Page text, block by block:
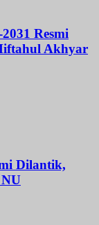
Resmi
Akhyar
Dilantik,